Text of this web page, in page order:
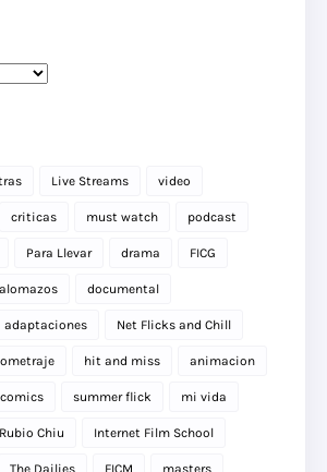
Live Streams video
criticas must watch podcast
Para Llevar drama FICG
documental
adaptaciones Net Flicks and Chill
hit and miss animacion
comics summer flick mi vida
Chiu Internet Film School
The Dailies FICM masters